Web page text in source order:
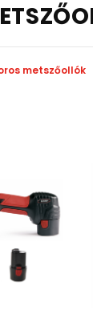
metszőollók